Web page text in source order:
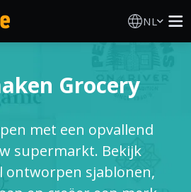
NL
Grocery
met een opvallend
supermarkt. Bekijk
ontworpen sjablonen,